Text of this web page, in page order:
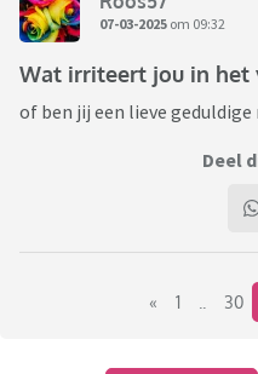
07-03-2025 om 09:32
Wat irriteert jou in het
of ben jij een lieve
Deel
« 1 30